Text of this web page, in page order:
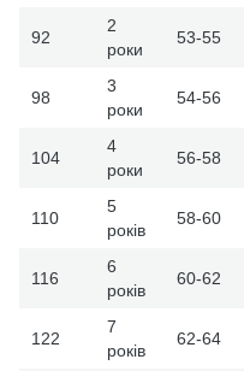
92
2
роки
53-55
98
3
роки
54-56
104
4
роки
56-58
110
5
років
58-60
116
6
років
60-62
122
7
років
62-64